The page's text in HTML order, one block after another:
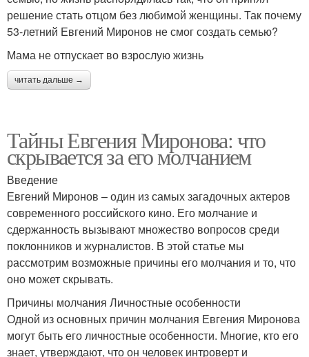
решение стать отцом без любимой женщины. Так почему
53-летний Евгений Миронов не смог создать семью?
Мама не отпускает во взрослую жизнь
читать дальше →
Тайны Евгения Миронова: что
скрывается за его молчанием
Введение
Евгений Миронов – один из самых загадочных актеров
современного российского кино. Его молчание и
сдержанность вызывают множество вопросов среди
поклонников и журналистов. В этой статье мы
рассмотрим возможные причины его молчания и то, что
оно может скрывать.
Причины молчания Личностные особенности
Одной из основных причин молчания Евгения Миронова
могут быть его личностные особенности. Многие, кто его
знает, утверждают, что он человек интроверт и